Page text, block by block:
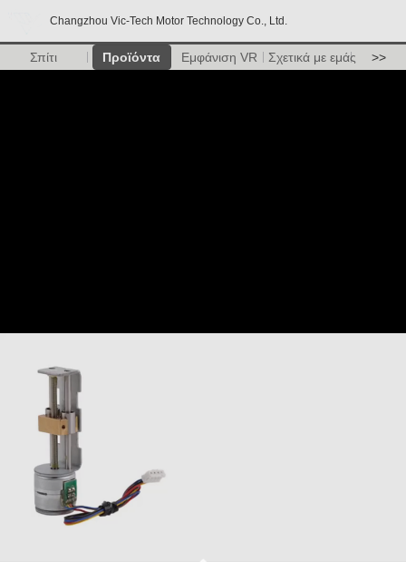
Changzhou Vic-Tech Motor Technology Co., Ltd.
Σπίτι Προϊόντα Εμφάνιση VR Σχετικά με εμάς >>